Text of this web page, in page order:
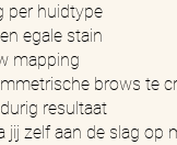
per huidtype
egale stain
mapping
brows te
resultaat
jij zelf aan de slag